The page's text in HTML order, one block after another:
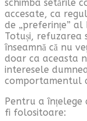
schimba setările
accesate, ca
de „preferințe”
Totuși, refuzarea
înseamnă că nu
doar ca aceasta
interesele
comportamentul
Pentru a înțelege
fi folositoare: